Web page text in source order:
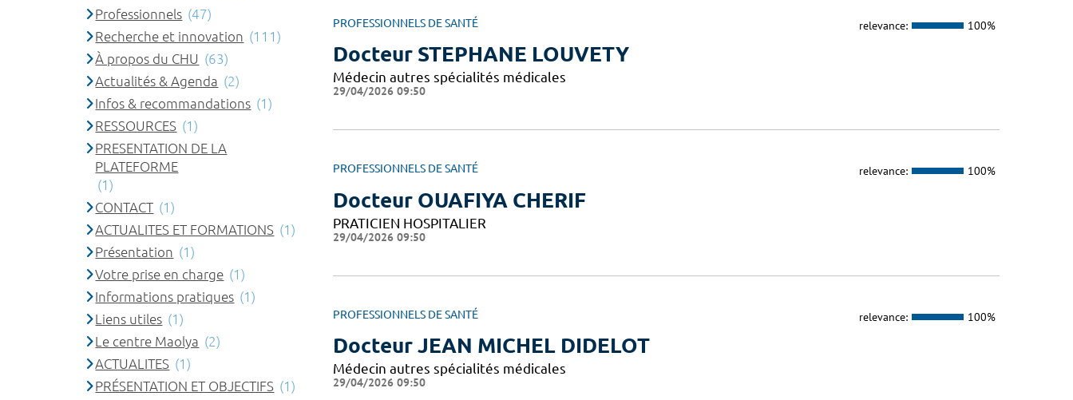
PROFESSIONNELS DE SANTÉ relevance: 100%
Docteur STEPHANE LOUVETY
Médecin autres spécialités médicales
29/04/2026 09:50
PROFESSIONNELS DE SANTÉ relevance: 100%
Docteur OUAFIYA CHERIF
PRATICIEN HOSPITALIER
29/04/2026 09:50
PROFESSIONNELS DE SANTÉ relevance: 100%
Docteur JEAN MICHEL DIDELOT
Médecin autres spécialités médicales
29/04/2026 09:50
Professionnels (47)
Recherche et innovation (111)
À propos du CHU (63)
Actualités & Agenda (2)
Infos & recommandations (1)
RESSOURCES (1)
PRESENTATION DE LA
PLATEFORME
(1)
CONTACT (1)
ACTUALITES ET FORMATIONS (1)
Présentation (1)
Votre prise en charge (1)
Informations pratiques (1)
Liens utiles (1)
Le centre Maolya (2)
ACTUALITES (1)
PRÉSENTATION ET OBJECTIFS (1)